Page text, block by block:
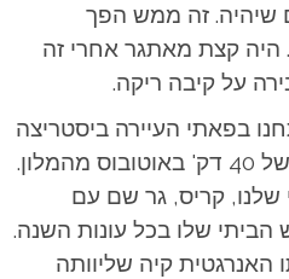
שיהיה. זה ממש הפך
היה קצת מאתגר אחרי זה
על קיבה ריקה.
בפאתי העיירה ביסטריצה
שליד סופיה, אחרי נסיעה של 40 דק' באוטובוס מהמלון.
שלנו, קריס, גר שם עם
הביתי שלו בכל עונות השנה.
האנרגטית קיה שליוותה